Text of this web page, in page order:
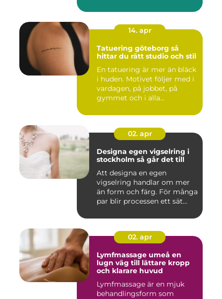
14. apr
Tatuering göteborg så
hittar du rätt studio och stil
En tatuering är mer än bläck
i huden. Motivet följer med i
vardagen, på jobbet, på
gymmet och i alla...
02. apr
Designa egen vigselring i
stockholm så går det till
Att designa en egen
vigselring handlar om mer
än form och färg. För många
par blir processen ett sät...
02. apr
Lymfmassage umeå en
lugn väg till lättare kropp
och klarare huvud
Lymfmassage är en mjuk
behandlingsform som